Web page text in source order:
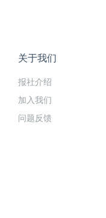
关于我们
报社介绍
加入我们
问题反馈